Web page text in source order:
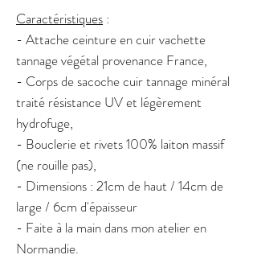
Caractéristiques :
- Attache ceinture en cuir vachette
tannage végétal provenance France,
- Corps de sacoche cuir tannage minéral
traité résistance UV et légèrement
hydrofuge,
- Bouclerie et rivets 100% laiton massif
(ne rouille pas),
- Dimensions : 21cm de haut / 14cm de
large / 6cm d'épaisseur
- Faite à la main dans mon atelier en
Normandie.